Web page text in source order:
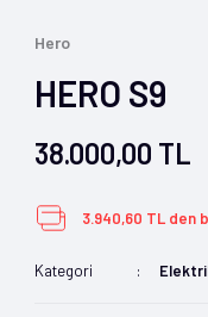
Hero
HERO S9
38.000,00 TL
3.940,60 TL den
Kategori